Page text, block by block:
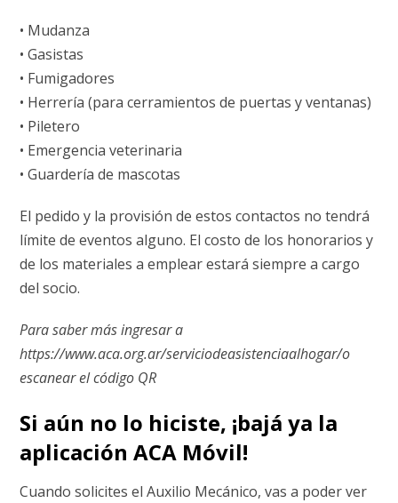
• Mudanza
• Gasistas
• Fumigadores
• Herrería (para cerramientos de puertas y ventanas)
• Piletero
• Emergencia veterinaria
• Guardería de mascotas
El pedido y la provisión de estos contactos no tendrá
límite de eventos alguno. El costo de los honorarios y
de los materiales a emplear estará siempre a cargo
del socio.
Para saber más ingresar a
https://www.aca.org.ar/serviciodeasistenciaalhogar/o
escanear el código QR
Si aún no lo hiciste, ¡bajá ya la
aplicación ACA Móvil!
Cuando solicites el Auxilio Mecánico, vas a poder ver